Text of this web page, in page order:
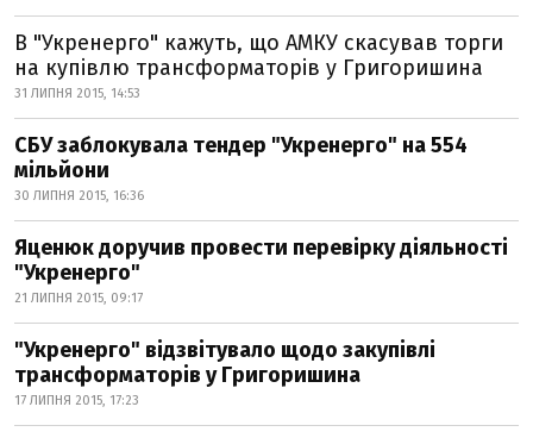
В "Укренерго" кажуть, що АМКУ скасував торги
на купівлю трансформаторів у Григоришина
31 ЛИПНЯ 2015, 14:53
СБУ заблокувала тендер "Укренерго" на 554
мільйони
30 ЛИПНЯ 2015, 16:36
Яценюк доручив провести перевірку діяльності
"Укренерго"
21 ЛИПНЯ 2015, 09:17
"Укренерго" відзвітувало щодо закупівлі
трансформаторів у Григоришина
17 ЛИПНЯ 2015, 17:23